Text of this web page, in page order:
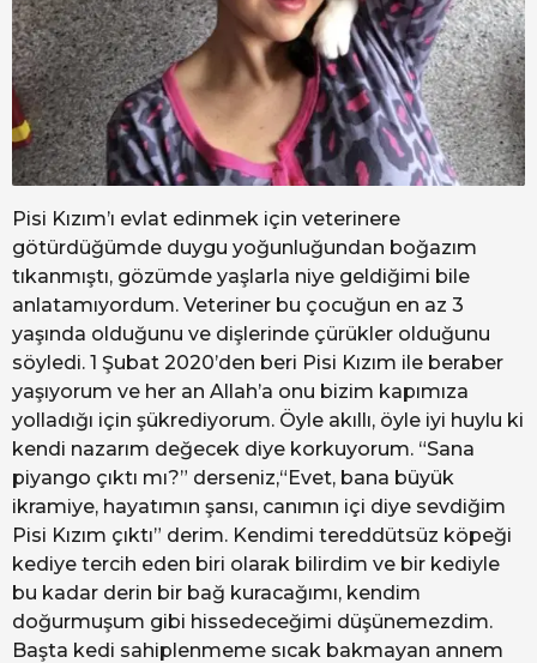
Pisi Kızım’ı evlat edinmek için veterinere
götürdüğümde duygu yoğunluğundan boğazım
tıkanmıştı, gözümde yaşlarla niye geldiğimi bile
anlatamıyordum. Veteriner bu çocuğun en az 3
yaşında olduğunu ve dişlerinde çürükler olduğunu
söyledi. 1 Şubat 2020’den beri Pisi Kızım ile beraber
yaşıyorum ve her an Allah’a onu bizim kapımıza
yolladığı için şükrediyorum. Öyle akıllı, öyle iyi huylu ki
kendi nazarım değecek diye korkuyorum. “Sana
piyango çıktı mı?” derseniz,“Evet, bana büyük
ikramiye, hayatımın şansı, canımın içi diye sevdiğim
Pisi Kızım çıktı” derim. Kendimi tereddütsüz köpeği
kediye tercih eden biri olarak bilirdim ve bir kediyle
bu kadar derin bir bağ kuracağımı, kendim
doğurmuşum gibi hissedeceğimi düşünemezdim.
Başta kedi sahiplenmeme sıcak bakmayan annem